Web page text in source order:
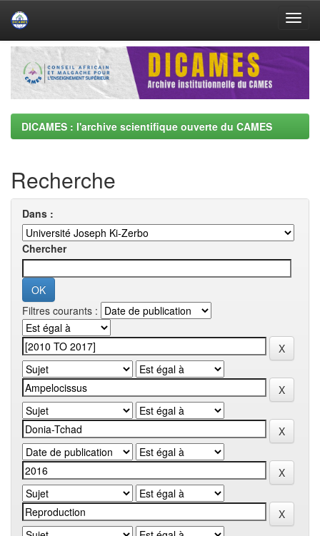
Skip
navigation
DICAMES : l'archive scientifique ouverte du CAMES
Recherche
Dans :
Chercher
Filtres courants :